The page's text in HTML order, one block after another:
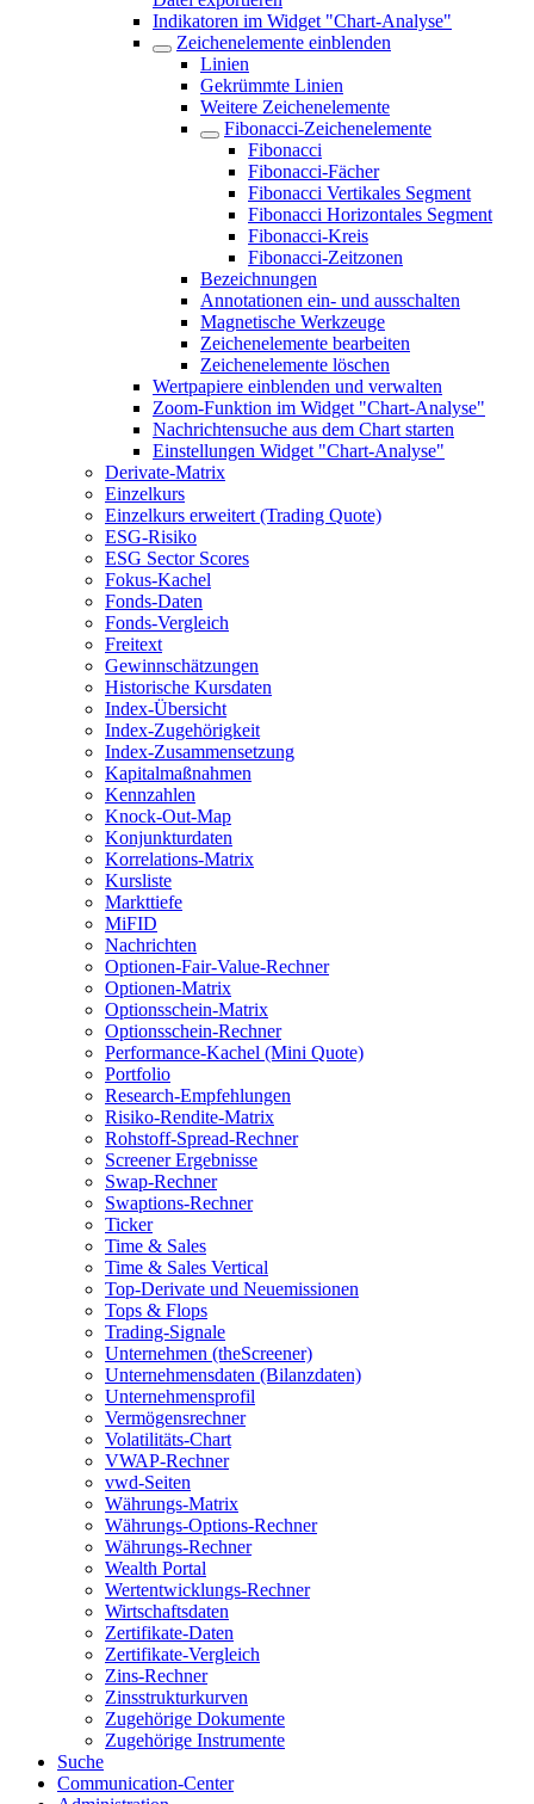
Indikatoren im Widget "Chart-Analyse"
Zeichenelemente einblenden
Linien
Gekrümmte Linien
Weitere Zeichenelemente
Fibonacci-Zeichenelemente
Fibonacci
Fibonacci-Fächer
Fibonacci Vertikales Segment
Fibonacci Horizontales Segment
Fibonacci-Kreis
Fibonacci-Zeitzonen
Bezeichnungen
Annotationen ein- und ausschalten
Magnetische Werkzeuge
Zeichenelemente bearbeiten
Zeichenelemente löschen
Wertpapiere einblenden und verwalten
Zoom-Funktion im Widget "Chart-Analyse"
Nachrichtensuche aus dem Chart starten
Einstellungen Widget "Chart-Analyse"
Derivate-Matrix
Einzelkurs
Einzelkurs erweitert (Trading Quote)
ESG-Risiko
ESG Sector Scores
Fokus-Kachel
Fonds-Daten
Fonds-Vergleich
Freitext
Gewinnschätzungen
Historische Kursdaten
Index-Übersicht
Index-Zugehörigkeit
Index-Zusammensetzung
Kapitalmaßnahmen
Kennzahlen
Knock-Out-Map
Konjunkturdaten
Korrelations-Matrix
Kursliste
Markttiefe
MiFID
Nachrichten
Optionen-Fair-Value-Rechner
Optionen-Matrix
Optionsschein-Matrix
Optionsschein-Rechner
Performance-Kachel (Mini Quote)
Portfolio
Research-Empfehlungen
Risiko-Rendite-Matrix
Rohstoff-Spread-Rechner
Screener Ergebnisse
Swap-Rechner
Swaptions-Rechner
Ticker
Time & Sales
Time & Sales Vertical
Top-Derivate und Neuemissionen
Tops & Flops
Trading-Signale
Unternehmen (theScreener)
Unternehmensdaten (Bilanzdaten)
Unternehmensprofil
Vermögensrechner
Volatilitäts-Chart
VWAP-Rechner
vwd-Seiten
Währungs-Matrix
Währungs-Options-Rechner
Währungs-Rechner
Wealth Portal
Wertentwicklungs-Rechner
Wirtschaftsdaten
Zertifikate-Daten
Zertifikate-Vergleich
Zins-Rechner
Zinsstrukturkurven
Zugehörige Dokumente
Zugehörige Instrumente
Suche
Communication-Center